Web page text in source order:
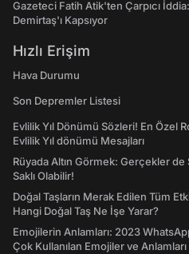
Gazeteci Fatih Atik'ten Çarpıcı
Demirtaş'ı Kapsıyor
Hızlı Erişim
Hava Durumu
Son Depremler Listesi
Evlilik Yıl Dönümü Sözleri! En Özel
Evlilik Yıl dönümü Mesajları
Rüyada Altın Görmek: Gerçekler de
Saklı Olabilir!
Doğal Taşların Merak Edilen Tüm
Hangi Doğal Taş Ne İşe Yarar?
Emojilerin Anlamları: 2023
Çok Kullanılan Emojiler ve Anlamları